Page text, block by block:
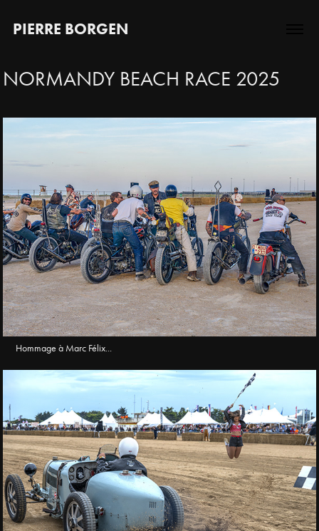
PIERRE BORGEN
NORMANDY BEACH RACE 2025
Hommage à Marc Félix...